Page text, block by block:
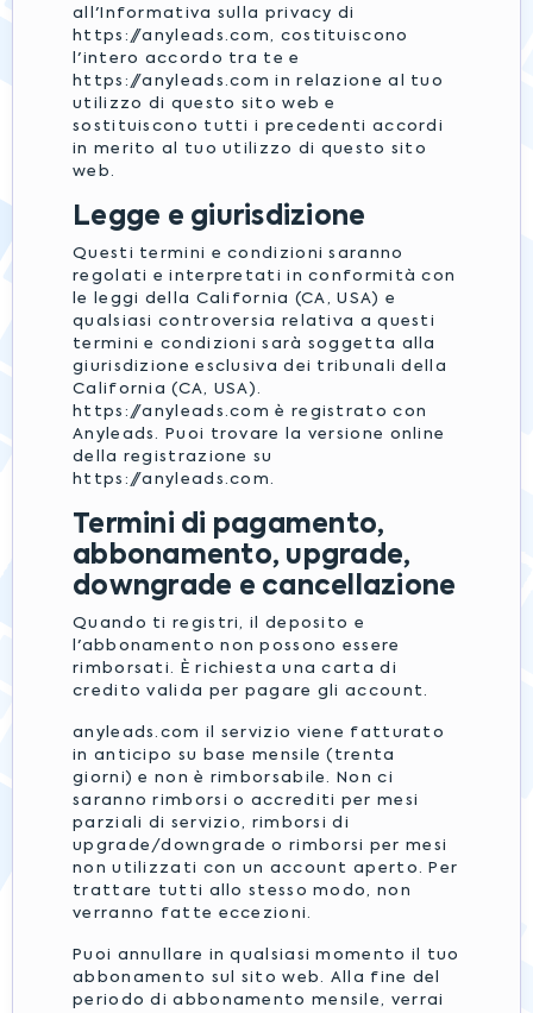
all'Informativa sulla privacy di
https://anyleads.com, costituiscono
l'intero accordo tra te e
https://anyleads.com in relazione al tuo
utilizzo di questo sito web e
sostituiscono tutti i precedenti accordi
in merito al tuo utilizzo di questo sito
web.
Legge e giurisdizione
Questi termini e condizioni saranno
regolati e interpretati in conformità con
le leggi della California (CA, USA) e
qualsiasi controversia relativa a questi
termini e condizioni sarà soggetta alla
giurisdizione esclusiva dei tribunali della
California (CA, USA).
https://anyleads.com è registrato con
Anyleads. Puoi trovare la versione online
della registrazione su
https://anyleads.com.
Termini di pagamento,
abbonamento, upgrade,
downgrade e cancellazione
Quando ti registri, il deposito e
l'abbonamento non possono essere
rimborsati. È richiesta una carta di
credito valida per pagare gli account.
anyleads.com il servizio viene fatturato
in anticipo su base mensile (trenta
giorni) e non è rimborsabile. Non ci
saranno rimborsi o accrediti per mesi
parziali di servizio, rimborsi di
upgrade/downgrade o rimborsi per mesi
non utilizzati con un account aperto. Per
trattare tutti allo stesso modo, non
verranno fatte eccezioni.
Puoi annullare in qualsiasi momento il tuo
abbonamento sul sito web. Alla fine del
periodo di abbonamento mensile, verrai